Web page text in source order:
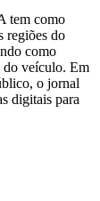
tem como
regiões do
como
do veículo. Em
o jornal
digitais para